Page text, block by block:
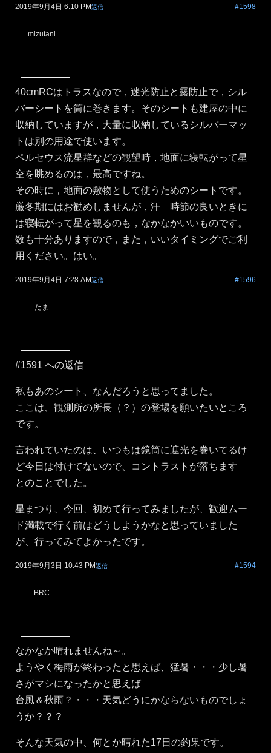
2019年9月4日 6:10 PM #1598
返信
mizutani
40cmRCはトラスなので，迷光防止と露防止で，シル
バーシートを筒に巻きます。そのシートも建屋の中に
収納していますが，大量に収納しているシルバーマッ
トは別の用途で使います。
ペルセウス流星群などの観望時，地面に寝転がって星
空を眺めるのは，最高ですね。
その時に，地面の敷物として使うためのシートです。
厳冬期にはお勧めしませんが，汗 時節の良いときに
は寝転がって星を観るのも，なかなかいいものです。
数も十分ありますので，また，いいタイミングでご利
用ください。はい。
2019年9月4日 7:28 AM #1596
返信
たま
#1591 への返信
私もあのシート、なんだろうと思ってました。
ここは、観測所の所長（？）の登場を願いたいところ
です。
言われていたのは、いつもは鏡筒に遮光を巻いてるけ
ど今日は付けてないので、コントラストが落ちます
とのことでした。
星まつり、今回、初めて行ってみましたが、歓迎ムー
ド満載で行く前はどうしようかなと思っていました
が、行ってみてよかったです。
2019年9月3日 10:43 PM #1594
返信
BRC
なかなか晴れませんね～。
ようやく梅雨が終わったと思えば、猛暑・・・少し暑
さがマシになったかと思えば
台風＆秋雨？・・・天気どうにかならないものでしょ
うか？？？
そんな天気の中、何とか晴れた17日の釣果です。